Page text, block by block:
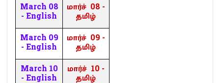
March 08
- English
மார்ச் 08 -
தமிழ்
March 09
- English
மார்ச் 09 -
தமிழ்
March 10
- English
மார்ச் 10 -
தமிழ்